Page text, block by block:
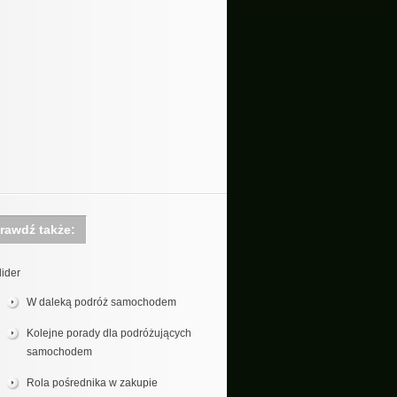
także:
W daleką podróż samochodem
Kolejne porady dla podróżujących
samochodem
Rola pośrednika w zakupie